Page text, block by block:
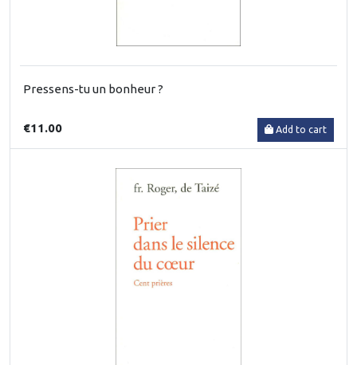
Pressens-tu un bonheur ?
€11.00 Add to cart